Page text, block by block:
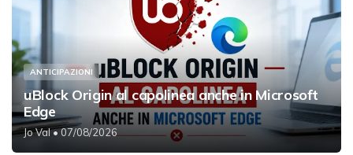
ANTICIPAZIONI
uBlock Origin al capolinea anche in Microsoft
Edge
Jo Val• 07/08/2026